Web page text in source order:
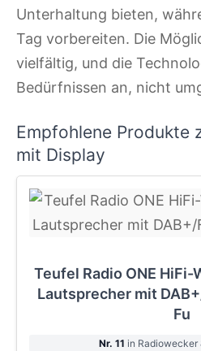
Unterhaltung bieten,
Tag vorbereiten. Die
vielfältig, und die
Bedürfnissen an, nicht
Empfohlene Produkte
mit Display
Teufel Radio ONE
Lautsprecher mit
Fu
Nr. 11 in Radiowecker